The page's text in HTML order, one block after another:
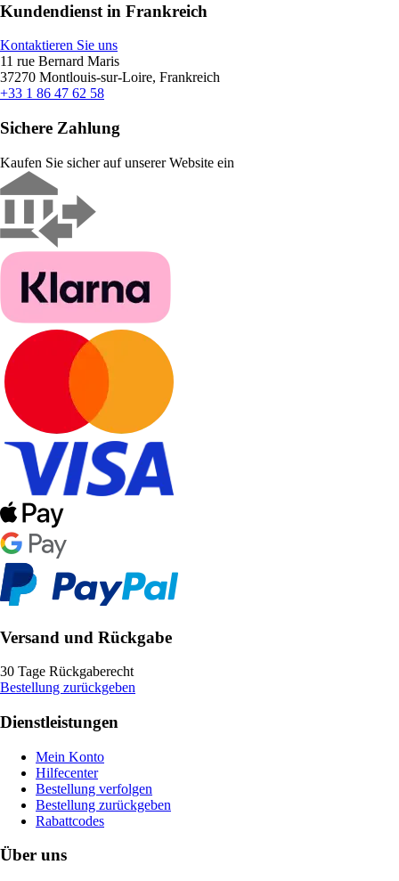
Kundendienst in Frankreich
Kontaktieren Sie uns
11 rue Bernard Maris
37270 Montlouis-sur-Loire, Frankreich
+33 1 86 47 62 58
Sichere Zahlung
Kaufen Sie sicher auf unserer Website ein
Versand und Rückgabe
30 Tage Rückgaberecht
Bestellung zurückgeben
Dienstleistungen
Mein Konto
Hilfecenter
Bestellung verfolgen
Bestellung zurückgeben
Rabattcodes
Über uns